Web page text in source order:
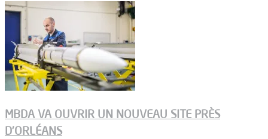
MBDA VA OUVRIR UN NOUVEAU SITE PRÈS
D’ORLÉANS